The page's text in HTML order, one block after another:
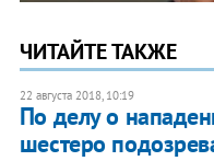
ЧИТАЙТЕ ТАКЖЕ
22 августа 2018, 10:19
По делу о
шестеро